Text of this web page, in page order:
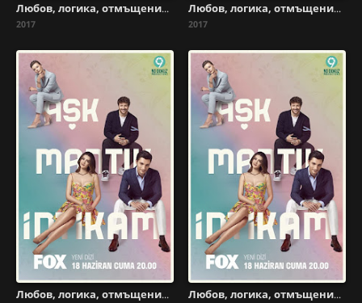
Любов, логика, отмъщение - Сезон 1 Епизод 37
2017
Любов, логика, отмъщение - Сезон 1 Епизод 34
2017
Любов, логика, отмъщение - Сезон 1 Епизод 27 Любов, логика, отмъщение - Сезон 1 Епизод 28